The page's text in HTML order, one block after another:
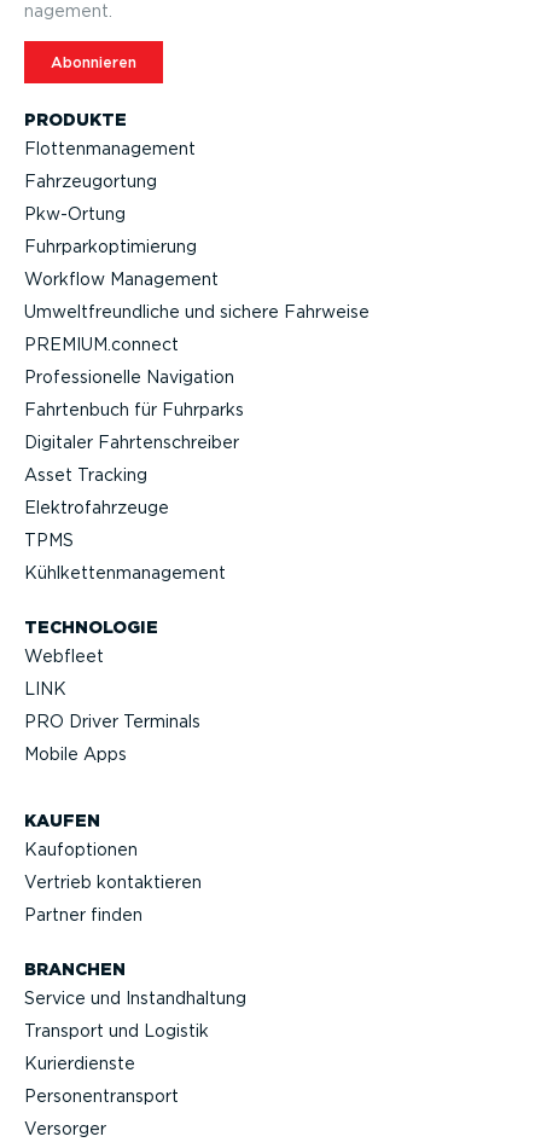
PRODUKTE
Flotten­ma­nagement
Fahrzeu­g­ortung
Pkw-Ortung
Fuhrpar­k­op­ti­mierung
Workflow Management
Umwelt­freund­liche und sichere Fahrweise
PREMIUM.connect
Profes­sio­nelle Navigation
Fahrtenbuch für Fuhrparks
Digitaler Fahrten­schreiber
Asset Tracking
Elektro­fahr­zeuge
TPMS
Kühlket­ten­ma­nagement
TECHNOLOGIE
Webfleet
LINK
PRO Driver Terminals
Mobile Apps
KAUFEN
Kaufop­tionen
Vertrieb kontak­tieren
Partner finden
BRANCHEN
Service und Instand­haltung
Transport und Logistik
Kurier­dienste
Perso­nen­transport
Versorger
nagement.
Abonnieren